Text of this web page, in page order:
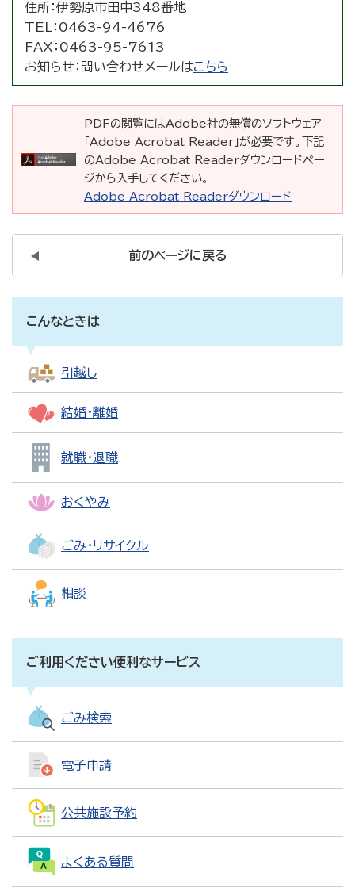
住所：伊勢原市田中348番地
TEL： 0463-94-4676
FAX： 0463-95-7613
お知らせ： 問い合わせメールはこちら
PDFの閲覧にはAdobe社の無償のソフトウェア
「Adobe Acrobat Reader」が必要です。下記
のAdobe Acrobat Readerダウンロードペー
ジから入手してください。
Adobe Acrobat Readerダウンロード
前のページに戻る
こんなときは
引越し
結婚・離婚
就職・退職
おくやみ
ごみ・リサイクル
相談
ご利用ください便利なサービス
ごみ検索
電子申請
公共施設予約
よくある質問